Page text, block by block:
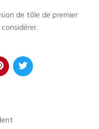
de tôle de premier